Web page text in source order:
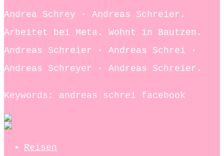
Andrea Schrey · Andreas Schreier.
Arbeitet bei Meta. Wohnt in Bautzen.
Andreas Schreier · Andreas Schrei ·
Andreas Schreyer · Andreas Schreier.
Keywords: andreas schrei facebook
Reisen